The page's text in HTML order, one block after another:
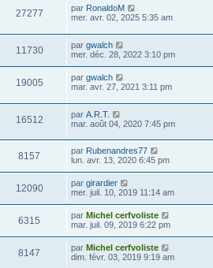
27277 par RonaldoM
mer. avr. 02, 2025 5:35 am
11730 par gwalch
mer. déc. 28, 2022 3:10 pm
19005 par gwalch
mar. avr. 27, 2021 3:11 pm
16512 par A.R.T.
mar. août 04, 2020 7:45 pm
8157 par Rubenandres77
lun. avr. 13, 2020 6:45 pm
12090 par girardier
mer. juil. 10, 2019 11:14 am
6315 par Michel cerfvoliste
mar. juil. 09, 2019 6:22 pm
8147 par Michel cerfvoliste
dim. févr. 03, 2019 9:19 am